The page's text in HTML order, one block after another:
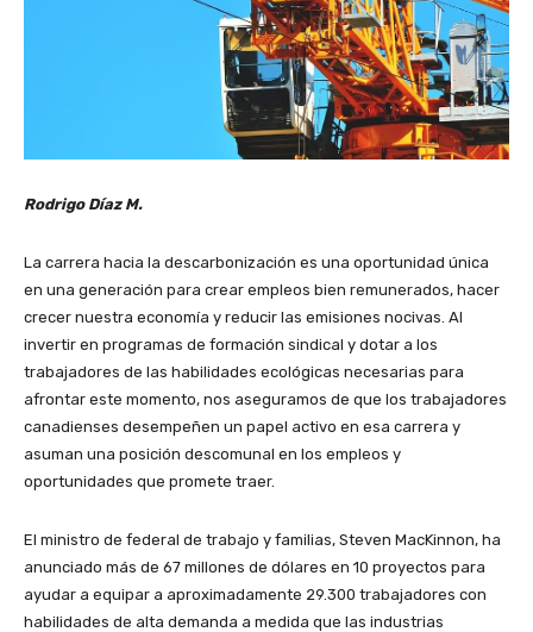
Rodrigo Díaz M.
La carrera hacia la descarbonización es una oportunidad única
en una generación para crear empleos bien remunerados, hacer
crecer nuestra economía y reducir las emisiones nocivas. Al
invertir en programas de formación sindical y dotar a los
trabajadores de las habilidades ecológicas necesarias para
afrontar este momento, nos aseguramos de que los trabajadores
canadienses desempeñen un papel activo en esa carrera y
asuman una posición descomunal en los empleos y
oportunidades que promete traer.
El ministro de federal de trabajo y familias, Steven MacKinnon, ha
anunciado más de 67 millones de dólares en 10 proyectos para
ayudar a equipar a aproximadamente 29.300 trabajadores con
habilidades de alta demanda a medida que las industrias